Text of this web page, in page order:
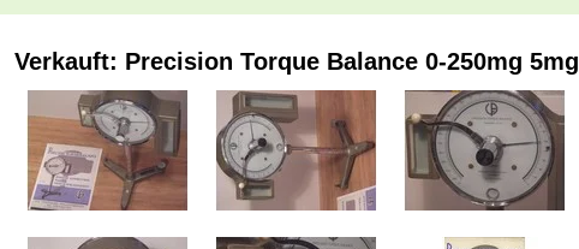
Verkauft: Precision Torque Balance 0-250mg 5mg